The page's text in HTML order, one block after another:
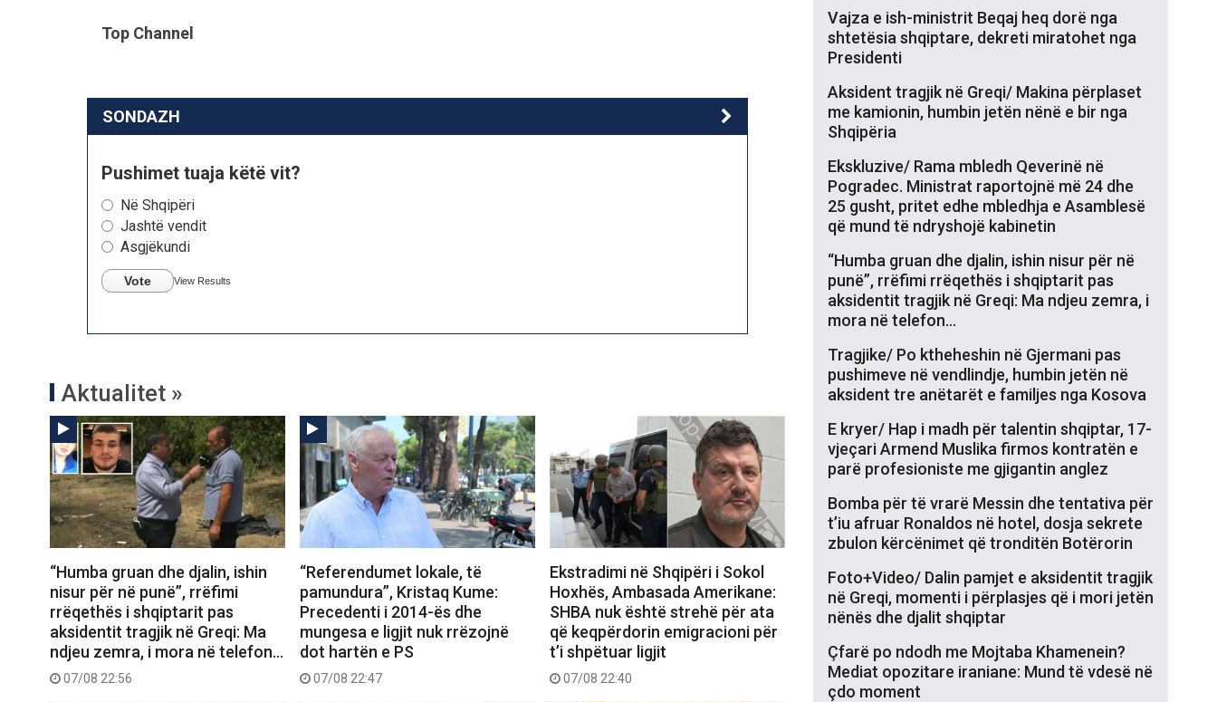
Top Channel
SONDAZH
Pushimet tuaja këtë vit?
Në Shqipëri
Jashtë vendit
Asgjëkundi
Vote View Results
Aktualitet »
“Humba gruan dhe djalin, ishin
nisur për në punë”, rrëfimi
rrëqethës i shqiptarit pas
aksidentit tragjik në Greqi: Ma
ndjeu zemra, i mora në telefon…
07/08 22:56
“Referendumet lokale, të
pamundura”, Kristaq Kume:
Precedenti i 2014-ës dhe
mungesa e ligjit nuk rrëzojnë
dot hartën e PS
07/08 22:47
Ekstradimi në Shqipëri i Sokol
Hoxhës, Ambasada Amerikane:
SHBA nuk është strehë për ata
që keqpërdorin emigracioni për
t’i shpëtuar ligjit
07/08 22:40
Vajza e ish-ministrit Beqaj heq dorë nga
shtetësia shqiptare, dekreti miratohet nga
Presidenti
Aksident tragjik në Greqi/ Makina përplaset
me kamionin, humbin jetën nënë e bir nga
Shqipëria
Ekskluzive/ Rama mbledh Qeverinë në
Pogradec. Ministrat raportojnë më 24 dhe
25 gusht, pritet edhe mbledhja e Asamblesë
që mund të ndryshojë kabinetin
“Humba gruan dhe djalin, ishin nisur për në
punë”, rrëfimi rrëqethës i shqiptarit pas
aksidentit tragjik në Greqi: Ma ndjeu zemra, i
mora në telefon…
Tragjike/ Po ktheheshin në Gjermani pas
pushimeve në vendlindje, humbin jetën në
aksident tre anëtarët e familjes nga Kosova
E kryer/ Hap i madh për talentin shqiptar, 17-
vjeçari Armend Muslika firmos kontratën e
parë profesioniste me gjigantin anglez
Bomba për të vrarë Messin dhe tentativa për
t’iu afruar Ronaldos në hotel, dosja sekrete
zbulon kërcënimet që tronditën Botërorin
Foto+Video/ Dalin pamjet e aksidentit tragjik
në Greqi, momenti i përplasjes që i mori jetën
nënës dhe djalit shqiptar
Çfarë po ndodh me Mojtaba Khamenein?
Mediat opozitare iraniane: Mund të vdesë në
çdo moment